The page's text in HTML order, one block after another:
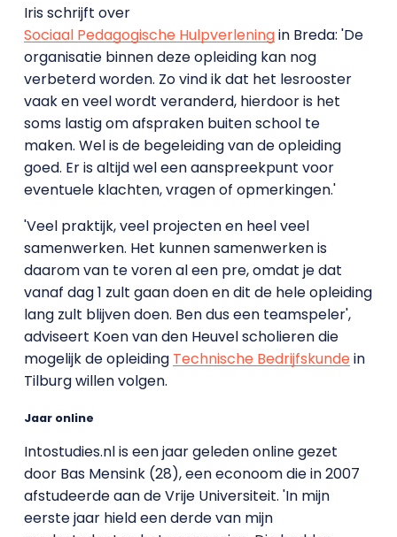
Iris schrijft over
Sociaal Pedagogische Hulpverleningin Breda: 'De
organisatie binnen deze opleiding kan nog
verbeterd worden. Zo vind ik dat het lesrooster
vaak en veel wordt veranderd, hierdoor is het
soms lastig om afspraken buiten school te
maken. Wel is de begeleiding van de opleiding
goed. Er is altijd wel een aanspreekpunt voor
eventuele klachten, vragen of opmerkingen.'
'Veel praktijk, veel projecten en heel veel
samenwerken. Het kunnen samenwerken is
daarom van te voren al een pre, omdat je dat
vanaf dag 1 zult gaan doen en dit de hele opleiding
lang zult blijven doen. Ben dus een teamspeler',
adviseert Koen van den Heuvel scholieren die
mogelijk de opleiding Technische Bedrijfskundein
Tilburg willen volgen.
Jaar online
Intostudies.nl is een jaar geleden online gezet
door Bas Mensink (28), een econoom die in 2007
afstudeerde aan de Vrije Universiteit. 'In mijn
eerste jaar hield een derde van mijn